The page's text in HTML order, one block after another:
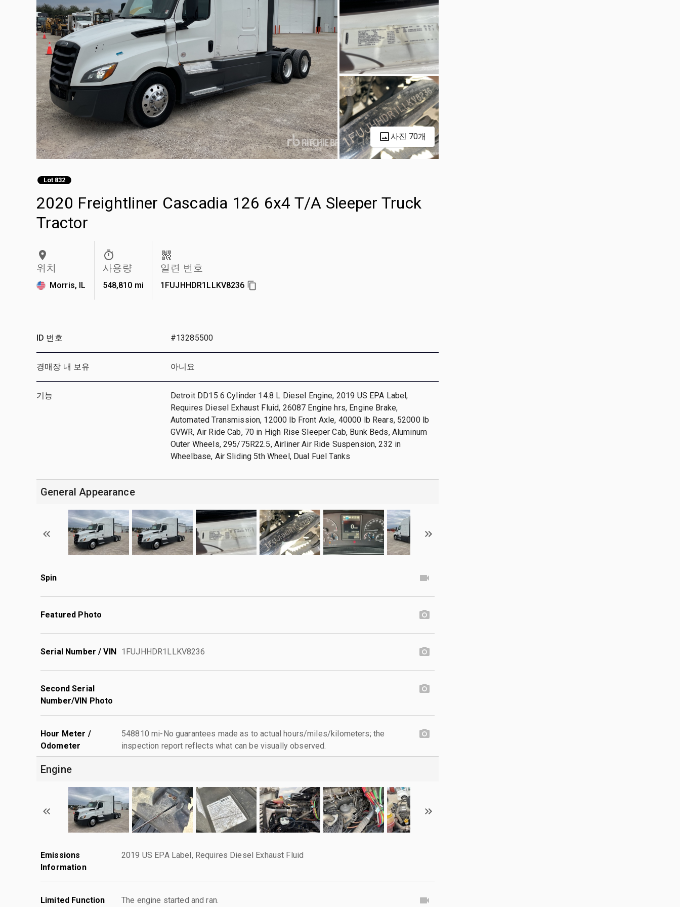
사진 70개
Lot 832
2020 Freightliner Cascadia 126 6x4 T/A Sleeper Truck
Tractor
위치
Morris, IL
사용량
548,810 mi
일련 번호
1FUJHHDR1LLKV8236
ID 번호 #13285500
경매장 내 보유 아니요
기능
Detroit DD15 6 Cylinder 14.8 L Diesel Engine, 2019 US EPA Label,
Requires Diesel Exhaust Fluid, 26087 Engine hrs, Engine Brake,
Automated Transmission, 12000 lb Front Axle, 40000 lb Rears, 52000 lb
GVWR, Air Ride Cab, 70 in High Rise Sleeper Cab, Bunk Beds, Aluminum
Outer Wheels, 295/75R22.5, Airliner Air Ride Suspension, 232 in
Wheelbase, Air Sliding 5th Wheel, Dual Fuel Tanks
General Appearance
Spin
Featured Photo
Serial Number / VIN 1FUJHHDR1LLKV8236
Second Serial
Number/VIN Photo
Hour Meter /
Odometer
548810 mi-No guarantees made as to actual hours/miles/kilometers; the
inspection report reflects what can be visually observed.
Engine
Emissions
Information
2019 US EPA Label, Requires Diesel Exhaust Fluid
Limited Function The engine started and ran.